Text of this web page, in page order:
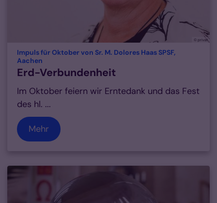
© privat
Impuls für Oktober von Sr. M. Dolores Haas SPSF,
Aachen
Erd-Verbundenheit
Im Oktober feiern wir Erntedank und das Fest
des hl. ...
Mehr